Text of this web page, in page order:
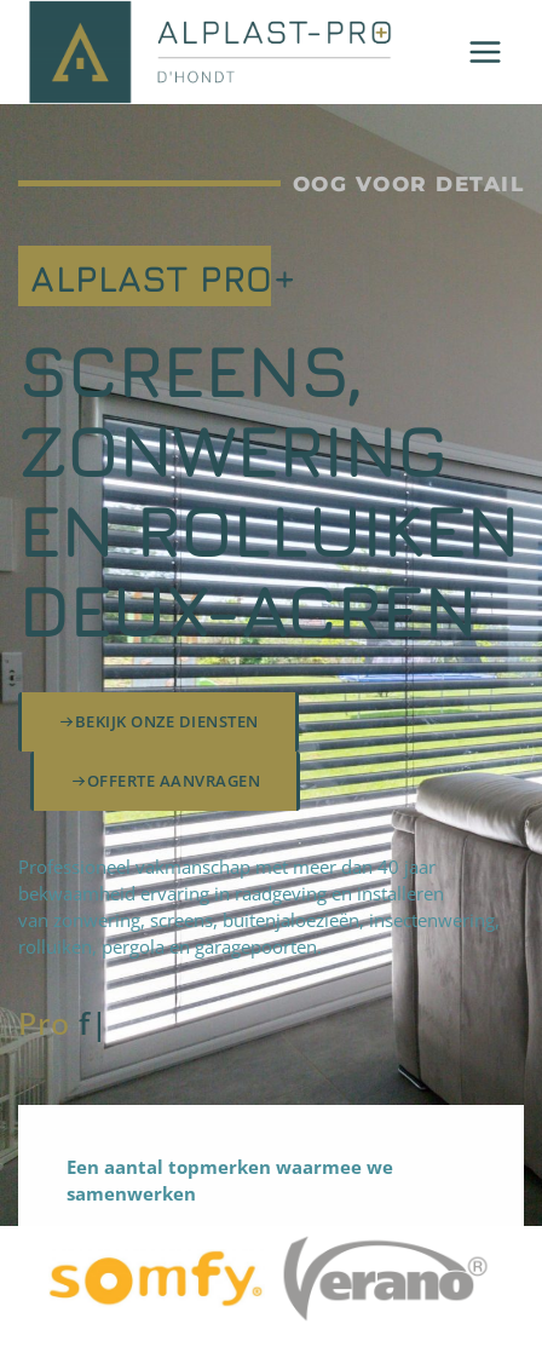
OOG VOOR DETAIL
ALPLAST PRO+
SCREENS,
ZONWERING
EN ROLLUIKEN
DEUX-ACREN
BEKIJK ONZE DIENSTEN
OFFERTE AANVRAGEN
Professioneel vakmanschap met meer dan 40 jaar
bekwaamheid ervaring in raadgeving en installeren
van zonwering, screens, buitenjaloezieën, insectenwering,
rolluiken, pergola en garagepoorten.
Pro fteam|
Een aantal topmerken waarmee we
samenwerken